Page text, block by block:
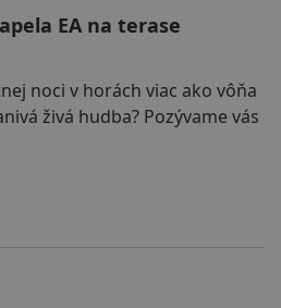
EA na terase
noci v horách viac ako vôňa
živá hudba? Pozývame vás